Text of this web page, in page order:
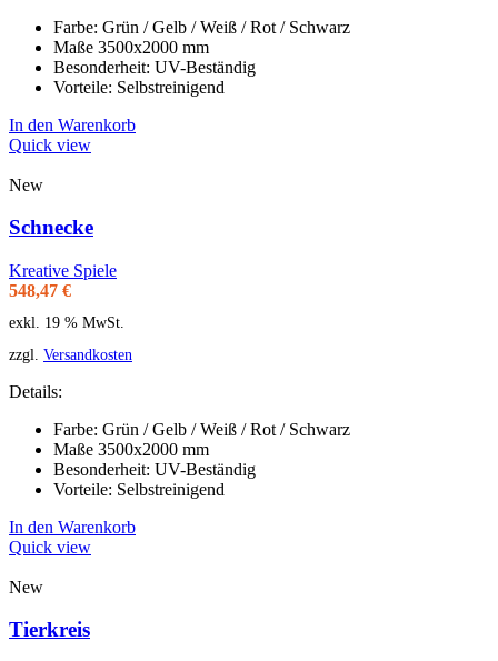
Farbe: Grün / Gelb / Weiß / Rot / Schwarz
Maße 3500x2000 mm
Besonderheit: UV-Beständig
Vorteile: Selbstreinigend
In den Warenkorb
Quick view
New
Schnecke
Kreative Spiele
548,47 €
exkl. 19 % MwSt.
zzgl. Versandkosten
Details:
Farbe: Grün / Gelb / Weiß / Rot / Schwarz
Maße 3500x2000 mm
Besonderheit: UV-Beständig
Vorteile: Selbstreinigend
In den Warenkorb
Quick view
New
Tierkreis